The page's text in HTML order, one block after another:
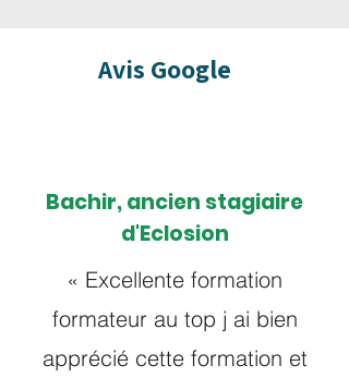
Avis Google
Bachir, ancien stagiaire
d'Eclosion
« Excellente formation
formateur au top j ai bien
apprécié cette formation et